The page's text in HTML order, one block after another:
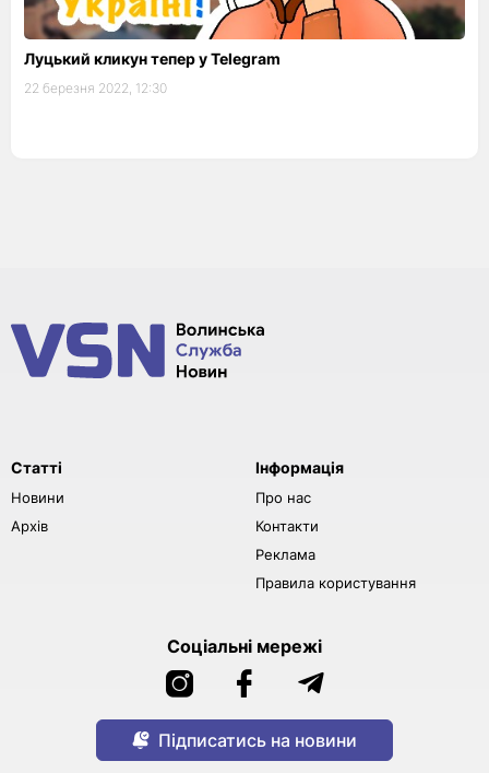
Луцький кликун тепер у Telegram
22 березня 2022, 12:30
Статті
Новини
Архів
Інформація
Про нас
Контакти
Реклама
Правила користування
Соціальні мережі
Підписатись на новини